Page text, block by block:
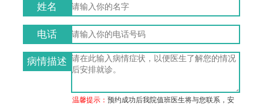
姓名
电话
病情描述
温馨提示：预约成功后我院值班医生将与您联系，安